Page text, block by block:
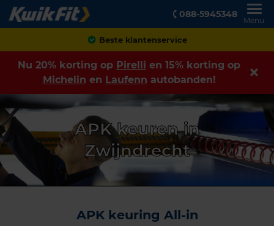
088-5945348
Menu
Beste klantenservice
Nu 20% korting op Pirelli en 15% korting op
Michelin en Laufenn autobanden!
APK keuren in
Zwijndrecht
APK keuring All-in